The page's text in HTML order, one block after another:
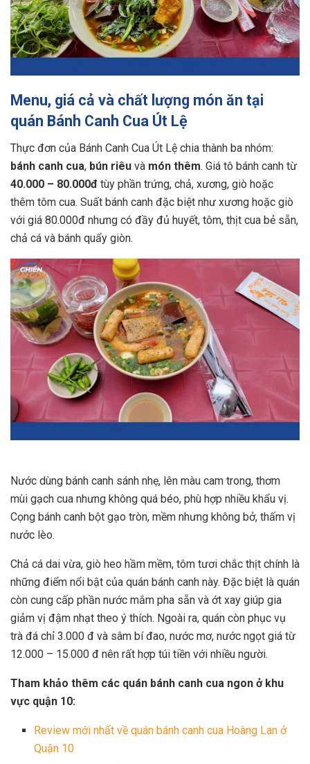
Menu, giá cả và chất lượng món ăn tại
quán Bánh Canh Cua Út Lệ
Thực đơn của Bánh Canh Cua Út Lệ chia thành ba nhóm:
bánh canh cua, bún riêu và món thêm. Giá tô bánh canh từ
40.000 – 80.000đ tùy phần trứng, chả, xương, giò hoặc
thêm tôm cua. Suất bánh canh đặc biệt như xương hoặc giò
với giá 80.000đ nhưng có đầy đủ huyết, tôm, thịt cua bẻ sẵn,
chả cá và bánh quẩy giòn.
Nước dùng bánh canh sánh nhẹ, lên màu cam trong, thơm
mùi gạch cua nhưng không quá béo, phù hợp nhiều khẩu vị.
Cọng bánh canh bột gạo tròn, mềm nhưng không bở, thấm vị
nước lèo.
Chả cá dai vừa, giò heo hầm mềm, tôm tươi chắc thịt chính là
những điểm nổi bật của quán bánh canh này. Đặc biệt là quán
còn cung cấp phần nước mắm pha sẵn và ớt xay giúp gia
giảm vị đậm nhạt theo ý thích. Ngoài ra, quán còn phục vụ
trà đá chỉ 3.000 đ và sâm bí đao, nước mơ, nước ngọt giá từ
12.000 – 15.000 đ nên rất hợp túi tiền với nhiều người.
Tham khảo thêm các quán bánh canh cua ngon ở khu
vực quận 10:
Review mới nhất về quán bánh canh cua Hoàng Lan ở
Quận 10